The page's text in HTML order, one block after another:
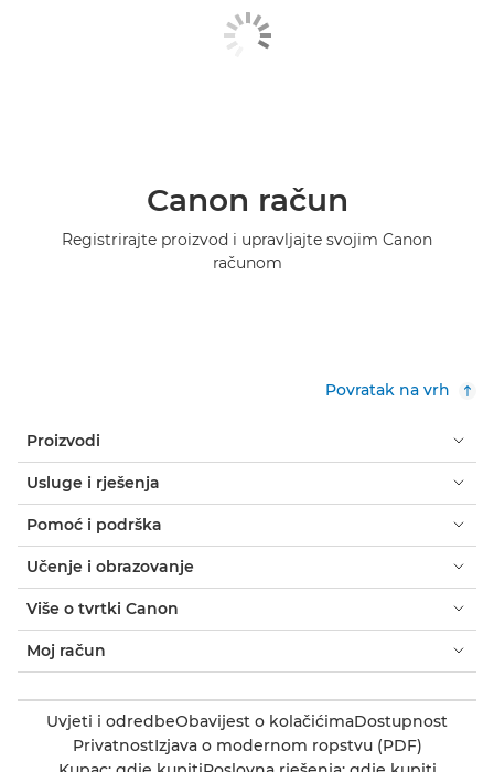
Canon račun
Registrirajte proizvod i upravljajte svojim Canon
računom
Povratak na vrh
Proizvodi
Usluge i rješenja
Pomoć i podrška
Učenje i obrazovanje
Više o tvrtki Canon
Moj račun
Uvjeti i odredbeObavijest o kolačićimaDostupnost
PrivatnostIzjava o modernom ropstvu (PDF)